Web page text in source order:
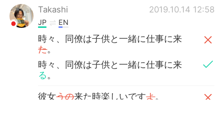
Takashi 2019.10.14 12:58
JP EN
時々、同僚は子供と一緒に仕事に来
た。
時々、同僚は子供と一緒に仕事に来
る。
彼女うの来た時楽しいですよ。